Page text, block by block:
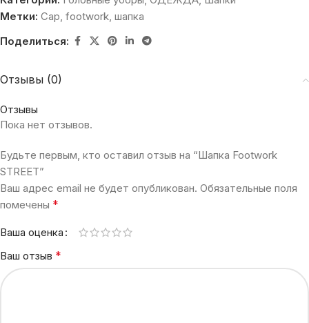
Метки: Cap, footwork, шапка
Поделиться:
Отзывы (0)
Отзывы
Пока нет отзывов.
Будьте первым, кто оставил отзыв на “Шапка Footwork
STREET”
Ваш адрес email не будет опубликован. Обязательные поля
помечены *
Ваша оценка
Ваш отзыв *